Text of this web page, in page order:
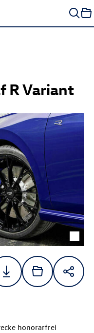
RVariant
honorarfrei